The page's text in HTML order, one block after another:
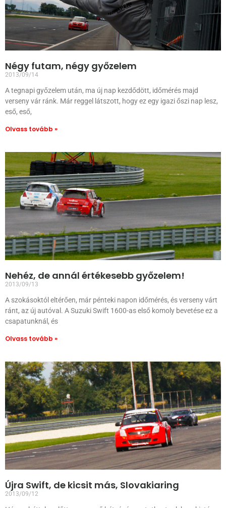
Négy futam, négy győzelem
2013/09/14
A tegnapi győzelem után, ma új nap kezdődött, időmérés majd
verseny vár ránk. Már reggel látszott, hogy ez egy igazi őszi nap lesz,
eső, eső,
Olvass tovább »
Nehéz, de annál értékesebb győzelem!
2013/09/13
A szokásoktól eltérően, már pénteki napon időmérés, és verseny várt
ránt, az új autóval. A Suzuki Swift 1600-as első komoly bevetése ez a
csapatunknál, és
Olvass tovább »
Újra Swift, de kicsit más, Slovakiaring
2013/09/12